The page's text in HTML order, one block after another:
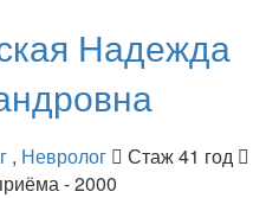
Надежда
, Невролог
Стаж 41 год
- 2000